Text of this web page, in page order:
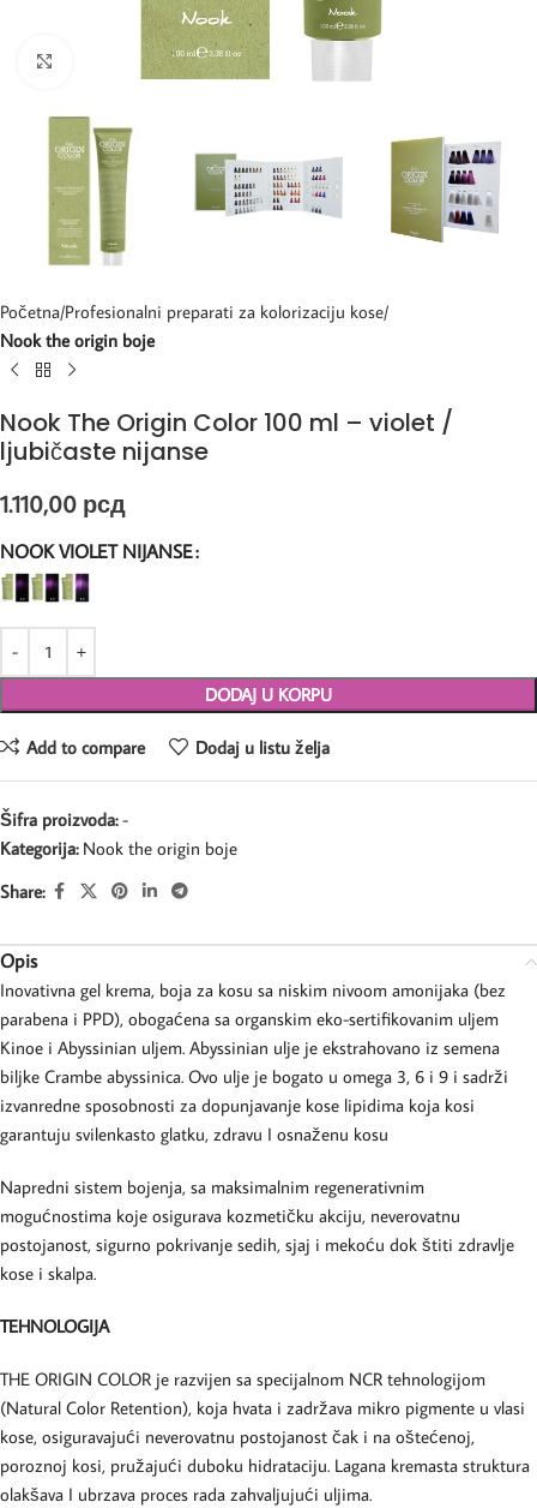
Kliknite za uvećanje
Početna Profesionalni preparati za kolorizaciju kose
Nook the origin boje
Nook The Origin Color 100 ml – violet /
ljubičaste nijanse
1.110,00 рсд
NOOK VIOLET NIJANSE
DODAJ U KORPU
Add to compare Dodaj u listu želja
Šifra proizvoda:-
Kategorija: Nook the origin boje
Share:
Opis
Inovativna gel krema, boja za kosu sa niskim nivoom amonijaka (bez
parabena i PPD), obogaćena sa organskim eko-sertifikovanim uljem
Kinoe i Abyssinian uljem. Abyssinian ulje je ekstrahovano iz semena
biljke Crambe abyssinica. Ovo ulje je bogato u omega 3, 6 i 9 i sadrži
izvanredne sposobnosti za dopunjavanje kose lipidima koja kosi
garantuju svilenkasto glatku, zdravu I osnaženu kosu
Napredni sistem bojenja, sa maksimalnim regenerativnim
mogućnostima koje osigurava kozmetičku akciju, neverovatnu
postojanost, sigurno pokrivanje sedih, sjaj i mekoću dok štiti zdravlje
kose i skalpa.
TEHNOLOGIJA
THE ORIGIN COLOR je razvijen sa specijalnom NCR tehnologijom
(Natural Color Retention), koja hvata i zadržava mikro pigmente u vlasi
kose, osiguravajući neverovatnu postojanost čak i na oštećenoj,
poroznoj kosi, pružajući duboku hidrataciju. Lagana kremasta struktura
olakšava I ubrzava proces rada zahvaljujući uljima.